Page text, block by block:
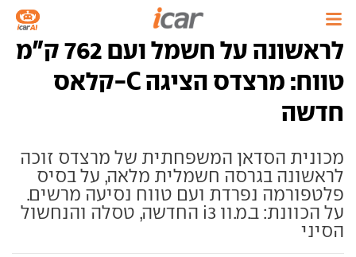
לראשונה על חשמל ועם 762 ק"מ
טווח: מרצדס הציגה C-קלאס
חדשה
מכונית הסדאן המשפחתית של מרצדס זוכה
לראשונה בגרסה חשמלית מלאה, על בסיס
פלטפורמה נפרדת ועם טווח נסיעה מרשים.
על הכוונת: ב.מ.וו i3 החדשה, טסלה והנחשול
הסיני